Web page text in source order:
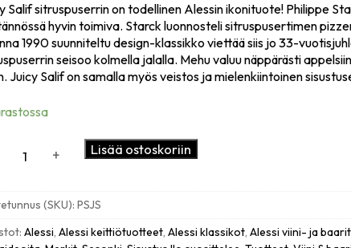
Salif sitruspuserrin on todellinen Alessin ikonituote! Philippe
hyvin toimiva. Starck luonnosteli sitruspusertimen
1990 suunniteltu design-klassikko viettää siis jo 33-
seisoo kolmella jalalla. Mehu valuu näppärästi
Juicy Salif on samalla myös veistos ja mielenkiintoinen
+ Lisää ostoskoriin
(SKU):PSJS
Alessi,Alessi keittiötuotteet,Alessi klassikot,Alessi viini- ja